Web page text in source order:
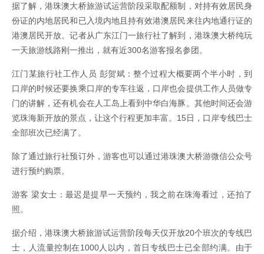
据了解，港珠澳大桥旅游试运营阶段采取配额制，对持有效居民身
份证的内地居民和已入境内地且持有效港澳居民来往内地通行证的
港澳居民开放。记者从广东江门一旅行社了解到，港珠澳大桥纯玩
一天旅游线路刚一推出，就有近300名游客报名参团。
江门某旅行社工作人员 彭贺斌：整个过程大概要两个半小时，到
口岸的时候还要换乘口岸的专车往返，口岸也会提供工作人员做专
门的讲解，还有机会在人工岛上看到中华白海豚。其他时间还会游
览珠海新开放的景点，让这个行程更加丰富。15日，口岸专线巴士
全部班次已经满了。
除了通过旅行社预订外，游客也可以通过港珠澳大桥游微信公众号
进行预约购票。
游客 梁女士：最迟是提早一天预约，我之前在珠海看过，还拍了
照。
据介绍，港珠澳大桥旅游试运营阶段每天仅开放20个班次的专线巴
士，人流量控制在1000人以内，首日专线巴士已全部约满。由于